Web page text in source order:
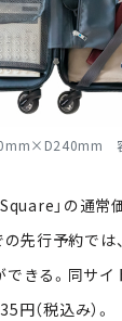
」の通常
の先行予約では
きる。同サ
（税込み）。